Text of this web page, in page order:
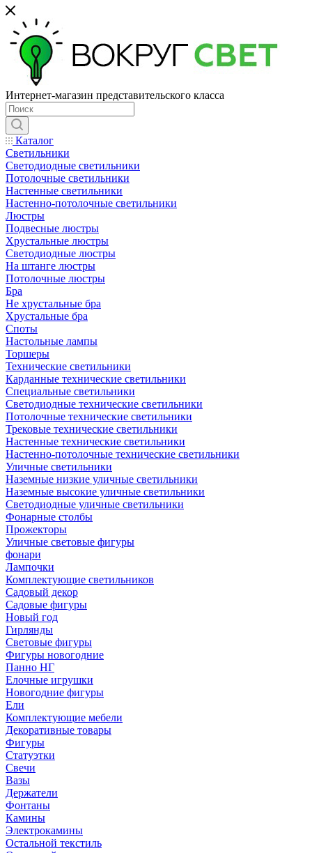
Интернет-магазин представительского класса
Каталог
Светильники
Светодиодные светильники
Потолочные светильники
Настенные светильники
Настенно-потолочные светильники
Люстры
Подвесные люстры
Хрустальные люстры
Светодиодные люстры
На штанге люстры
Потолочные люстры
Бра
Не хрустальные бра
Хрустальные бра
Споты
Настольные лампы
Торшеры
Технические светильники
Карданные технические светильники
Специальные светильники
Светодиодные технические светильники
Потолочные технические светильники
Трековые технические светильники
Настенные технические светильники
Настенно-потолочные технические светильники
Уличные светильники
Наземные низкие уличные светильники
Наземные высокие уличные светильники
Светодиодные уличные светильники
Фонарные столбы
Прожекторы
Уличные световые фигуры
фонари
Лампочки
Комплектующие светильников
Садовый декор
Садовые фигуры
Новый год
Гирлянды
Световые фигуры
Фигуры новогодние
Панно НГ
Елочные игрушки
Новогодние фигуры
Ели
Комплектующие мебели
Декоративные товары
Фигуры
Статуэтки
Свечи
Вазы
Держатели
Фонтаны
Камины
Электрокамины
Остальной текстиль